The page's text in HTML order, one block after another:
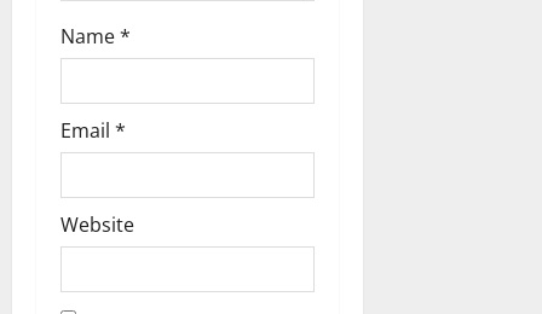
Name*
Email *
Website